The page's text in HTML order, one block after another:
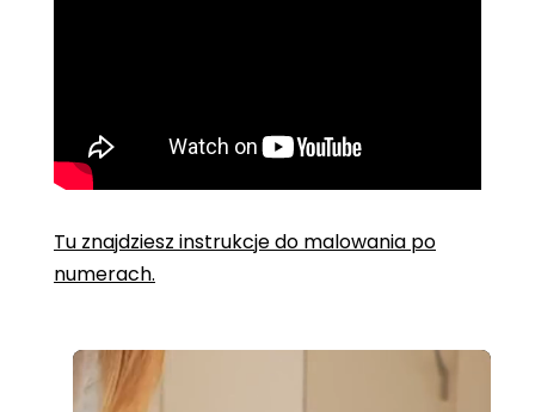
Tu znajdziesz instrukcje do malowania po
numerach.